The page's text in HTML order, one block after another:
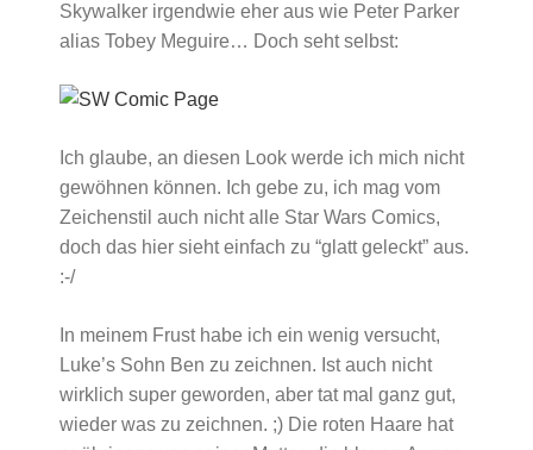
Skywalker irgendwie eher aus wie Peter Parker
alias Tobey Meguire… Doch seht selbst:
Ich glaube, an diesen Look werde ich mich nicht
gewöhnen können. Ich gebe zu, ich mag vom
Zeichenstil auch nicht alle Star Wars Comics,
doch das hier sieht einfach zu “glatt geleckt” aus.
:-/
In meinem Frust habe ich ein wenig versucht,
Luke’s Sohn Ben zu zeichnen. Ist auch nicht
wirklich super geworden, aber tat mal ganz gut,
wieder was zu zeichnen. ;) Die roten Haare hat